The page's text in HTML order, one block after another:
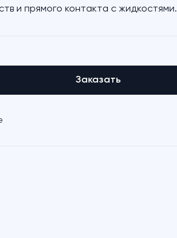
и прямого контакта с жидкостями.
Заказать